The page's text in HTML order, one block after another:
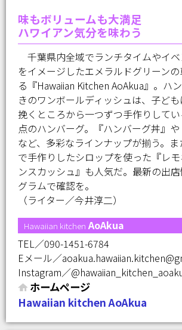
味もボリュームも大満足
ハワイアン気分を味わう
千葉県内全域でランチタイムやイ
をイメージしたエメラルドグリーン
る『Hawaiian Kitchen AoAkua』。ハ
きのワンボールディッシュは、子ど
挽くところから一つずつ手作りして
点のハンバーグ。『ハンバーグ丼』や
など、多彩なラインナップが揃う。
で手作りしたシロップを使った『レ
ンスカッシュ』も人気だ。最新の出
グラムで確認を。
（ライター／今井淳二）
Hawaiian kitchen AoAkua
TEL／090-1451-6784
Eメール／
Instagram／
ホームページ
Hawaiian kitchen AoAkua